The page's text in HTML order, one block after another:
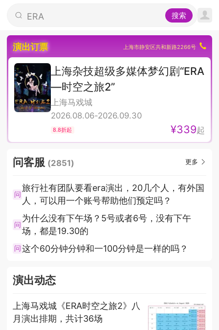
ERA
搜索
演出订票 上海市静安区共和新路2266号
上海杂技超级多媒体梦幻剧“ERA
—时空之旅2”
上海马戏城
2026.08.06-2026.09.30
8.8折起 ¥339起
问客服 (2851) 更多
问
旅行社有团队要看era演出，20几个人，有外国
人，可以用一个账号帮助他们预定吗？
问
为什么没有下午场？5号或者6号，没有下午
场，都是19.30的
问这个60分钟分钟和一100分钟是一样的吗？
演出动态
上海马戏城《ERA时空之旅2》八
月演出排期，共计36场